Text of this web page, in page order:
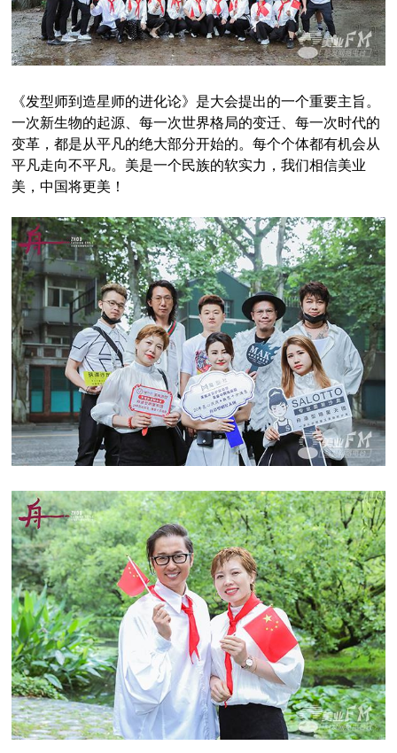
《发型师到造星师的进化论》是大会提出的一个重要主旨。
一次新生物的起源、每一次世界格局的变迁、每一次时代的
变革，都是从平凡的绝大部分开始的。每个个体都有机会从
平凡走向不平凡。美是一个民族的软实力，我们相信美业
美，中国将更美！